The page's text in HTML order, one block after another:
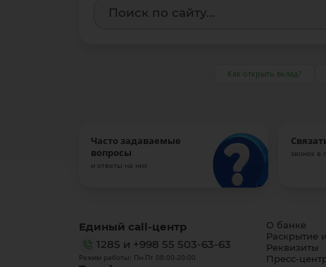
Как открыть вклад?
Часто задаваемые
вопросы
и ответы на них
звонок в
Единый call-центр
1285 и +998 55 503-63-63
Режим работы: Пн-Пт 08:00-20:00
О банке
Раскрытие
Реквизиты
Пресс-